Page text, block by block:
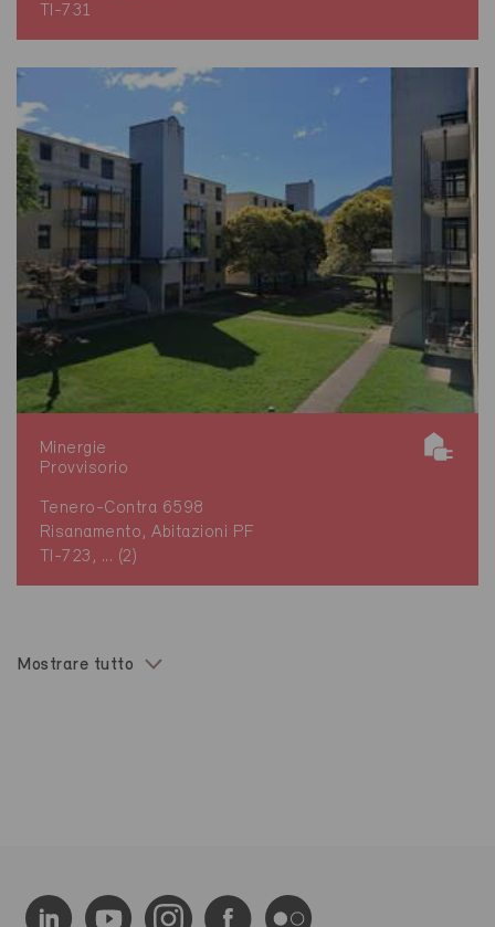
TI-731
Minergie
Provvisorio
Tenero-Contra 6598
Risanamento, Abitazioni PF
TI-723, ... (2)
Mostrare tutto